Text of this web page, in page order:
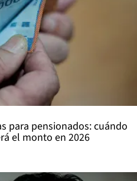
para pensionados: cuándo
el monto en 2026